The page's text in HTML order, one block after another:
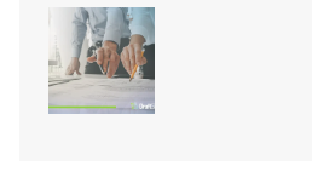
SP3: a Inteligência Artificial
finalmente chegou!